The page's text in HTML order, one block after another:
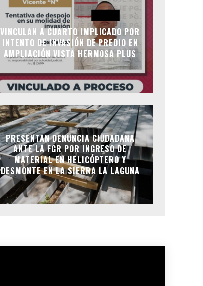
VINCULAN A CUARTO IMPLICADO POR
INTENTO DE INVASIÓN DE PREDIO EN
AMPLIACIÓN VISTA HERMOSA PLUS
PRESENTAN DENUNCIA CIUDADANA
ANTE LA FGR POR INGRESO DE
MATERIAL EN HELICÓPTERO Y
DESMONTE EN LA SIERRA LA LAGUNA